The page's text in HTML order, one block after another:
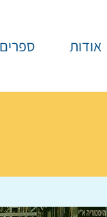
אודות ספרים